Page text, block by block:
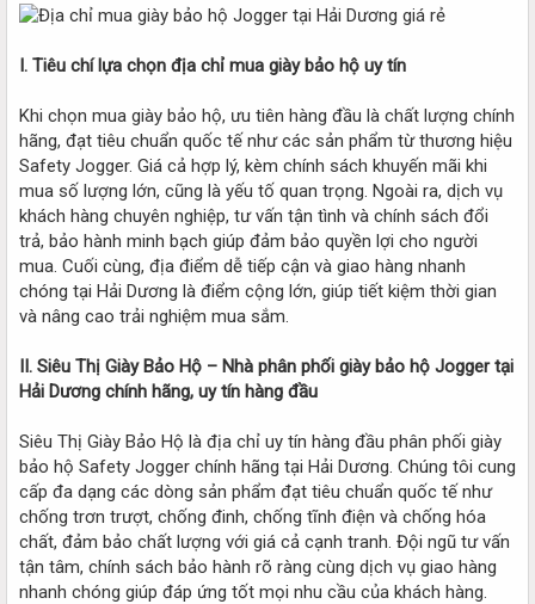
I. Tiêu chí lựa chọn địa chỉ mua giày bảo hộ uy tín
Khi chọn mua giày bảo hộ, ưu tiên hàng đầu là chất lượng chính
hãng, đạt tiêu chuẩn quốc tế như các sản phẩm từ thương hiệu
Safety Jogger. Giá cả hợp lý, kèm chính sách khuyến mãi khi
mua số lượng lớn, cũng là yếu tố quan trọng. Ngoài ra, dịch vụ
khách hàng chuyên nghiệp, tư vấn tận tình và chính sách đổi
trả, bảo hành minh bạch giúp đảm bảo quyền lợi cho người
mua. Cuối cùng, địa điểm dễ tiếp cận và giao hàng nhanh
chóng tại Hải Dương là điểm cộng lớn, giúp tiết kiệm thời gian
và nâng cao trải nghiệm mua sắm.
II. Siêu Thị Giày Bảo Hộ – Nhà phân phối giày bảo hộ Jogger tại
Hải Dương chính hãng, uy tín hàng đầu
Siêu Thị Giày Bảo Hộ là địa chỉ uy tín hàng đầu phân phối giày
bảo hộ Safety Jogger chính hãng tại Hải Dương. Chúng tôi cung
cấp đa dạng các dòng sản phẩm đạt tiêu chuẩn quốc tế như
chống trơn trượt, chống đinh, chống tĩnh điện và chống hóa
chất, đảm bảo chất lượng với giá cả cạnh tranh. Đội ngũ tư vấn
tận tâm, chính sách bảo hành rõ ràng cùng dịch vụ giao hàng
nhanh chóng giúp đáp ứng tốt mọi nhu cầu của khách hàng.